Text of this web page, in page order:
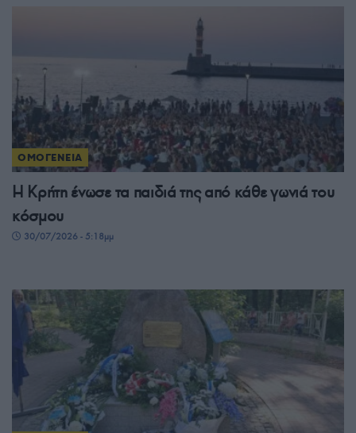
ΟΜΟΓΕΝΕΙΑ
Η Κρήτη ένωσε τα παιδιά της από κάθε γωνιά του
κόσμου
30/07/2026 - 5:18μμ